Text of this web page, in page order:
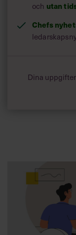
och utan
Chefs
Dina